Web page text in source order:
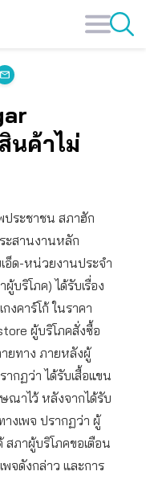
นค้าไม่
ระชาชน สภาฮัก
ะสานงานหลัก
อ็ด-หน่วยงานประจำ
บริโภค) ได้รับเรื่อง
งคาร์โก้ ในราคา
ผู้บริโภคสั่งซื้อ
ายทาง ภายหลังผู้
กฏว่า ได้รับเสื้อแขน
ณาไว้ หลังจากได้รับ
งเพจ ปรากฏว่า ผู้
สภาผู้บริโภคขอเตือน
จดังกล่าว และการ